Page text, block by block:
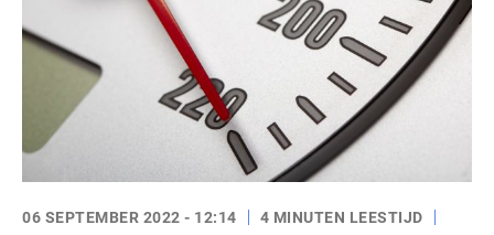
06 SEPTEMBER 2022 - 12:14
4 MINUTEN LEESTIJD